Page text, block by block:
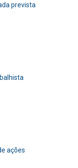
prevista
ações